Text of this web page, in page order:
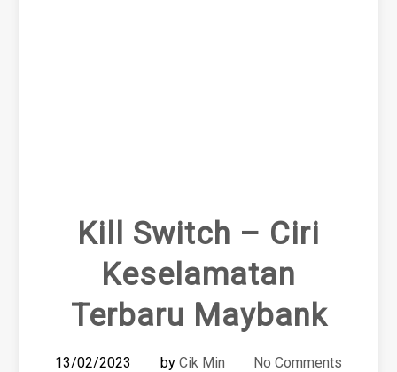
Kill Switch – Ciri
Keselamatan
Terbaru Maybank
13/02/2023 by Cik Min No Comments